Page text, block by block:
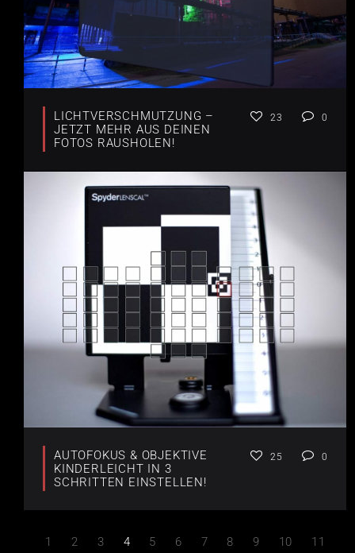
LICHTVERSCHMUTZUNG –
JETZT MEHR AUS DEINEN
FOTOS RAUSHOLEN!
23 0
AUTOFOKUS & OBJEKTIVE
KINDERLEICHT IN 3
SCHRITTEN EINSTELLEN!
25 0
1 2 3 4 5 6 7 8 9 10
11